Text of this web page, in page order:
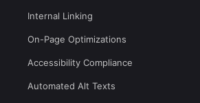
Internal Linking
On-Page Optimizations
Accessibility Compliance
Automated Alt Texts